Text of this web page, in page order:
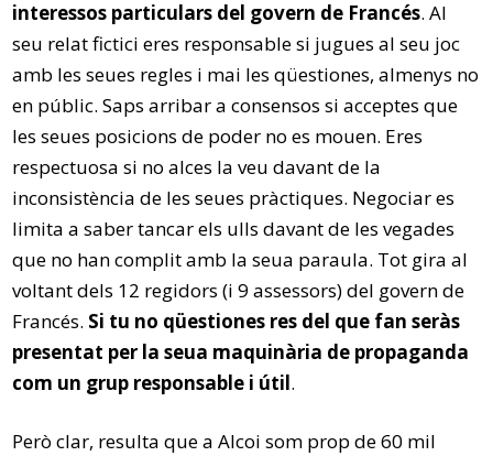
interessos particulars del govern de Francés. Al
seu relat fictici eres responsable si jugues al seu joc
amb les seues regles i mai les qüestiones, almenys no
en públic. Saps arribar a consensos si acceptes que
les seues posicions de poder no es mouen. Eres
respectuosa si no alces la veu davant de la
inconsistència de les seues pràctiques. Negociar es
limita a saber tancar els ulls davant de les vegades
que no han complit amb la seua paraula. Tot gira al
voltant dels 12 regidors (i 9 assessors) del govern de
Francés. Si tu no qüestiones res del que fan seràs
presentat per la seua maquinària de propaganda
com un grup responsable i útil.
Però clar, resulta que a Alcoi som prop de 60 mil